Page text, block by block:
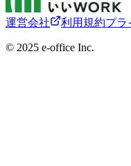
運営会社 利用規約プラ
©︎ 2025 e-office Inc.